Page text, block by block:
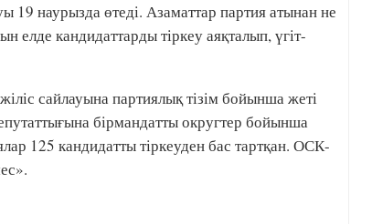
19 наурызда өтеді. Азаматтар партия атынан не
елде кандидаттарды тіркеу аяқталып, үгіт-
сайлауына партиялық тізім бойынша жеті
бірмандатты округтер бойынша
125 кандидатты тіркеуден бас тартқан. ОСК-